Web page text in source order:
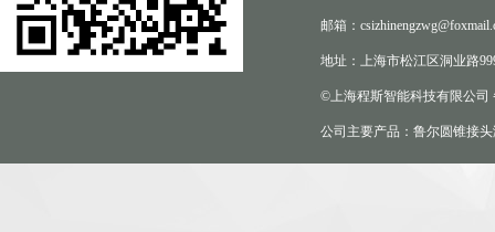
邮箱：
地址：上海市松江区洞业路
©上海程斯智能科技有限公司
公司主要产品：鲁尔圆锥接